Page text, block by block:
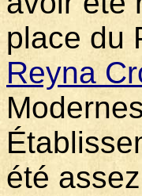
place du
Reyna
été